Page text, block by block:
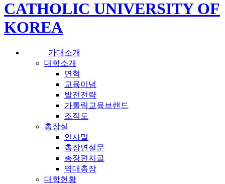
가대소개
대학소개
연혁
교육이념
발전전략
가톨릭교육브랜드
조직도
총장실
인사말
총장연설문
총장편지글
역대총장
대학현황